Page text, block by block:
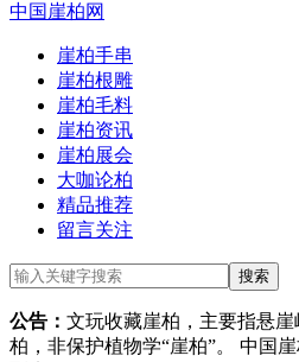
中国崖柏网
崖柏手串
崖柏根雕
崖柏毛料
崖柏资讯
崖柏展会
大咖论柏
精品推荐
留言关注
公告： 文玩收藏崖柏，主要指悬
柏，非保护植物学“崖柏”。 中国